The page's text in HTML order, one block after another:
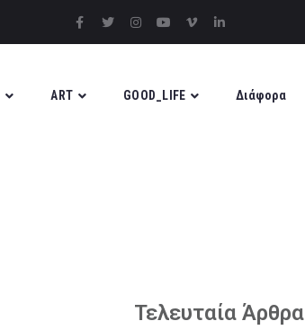
ART GOOD_LIFE Διάφορα
Τελευταία Άρθρα